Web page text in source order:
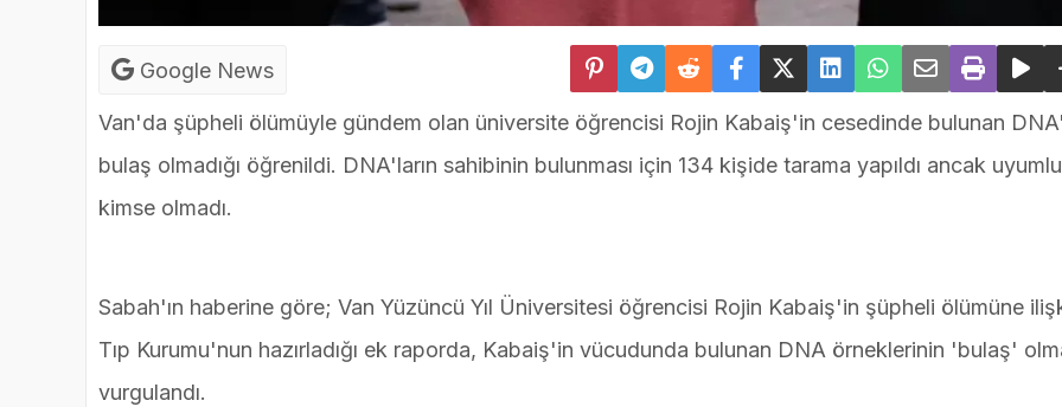
Google News
Van'da şüpheli ölümüyle gündem olan üniversite öğrencisi Rojin Kabaiş'in cesedinde bulunan
bulaş olmadığı öğrenildi. DNA'ların sahibinin bulunması için 134 kişide tarama yapıldı ancak
kimse olmadı.
Sabah'ın haberine göre; Van Yüzüncü Yıl Üniversitesi öğrencisi Rojin Kabaiş'in şüpheli ölümüne
Tıp Kurumu'nun hazırladığı ek raporda, Kabaiş'in vücudunda bulunan DNA örneklerinin 'bulaş'
vurgulandı.